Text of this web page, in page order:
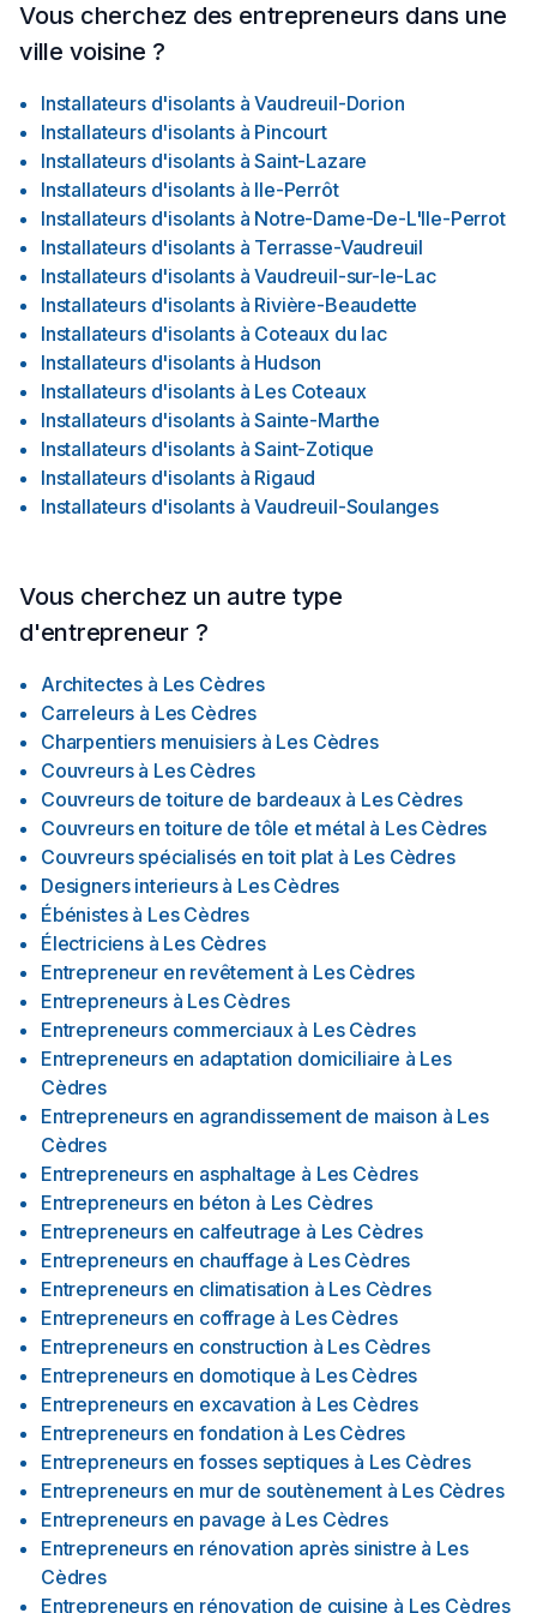
Vous cherchez des entrepreneurs dans une
ville voisine ?
Installateurs d'isolants à Vaudreuil-Dorion
Installateurs d'isolants à Pincourt
Installateurs d'isolants à Saint-Lazare
Installateurs d'isolants à Ile-Perrôt
Installateurs d'isolants à Notre-Dame-De-L'Ile-Perrot
Installateurs d'isolants à Terrasse-Vaudreuil
Installateurs d'isolants à Vaudreuil-sur-le-Lac
Installateurs d'isolants à Rivière-Beaudette
Installateurs d'isolants à Coteaux du lac
Installateurs d'isolants à Hudson
Installateurs d'isolants à Les Coteaux
Installateurs d'isolants à Sainte-Marthe
Installateurs d'isolants à Saint-Zotique
Installateurs d'isolants à Rigaud
Installateurs d'isolants à Vaudreuil-Soulanges
Vous cherchez un autre type
d'entrepreneur ?
Architectes à Les Cèdres
Carreleurs à Les Cèdres
Charpentiers menuisiers à Les Cèdres
Couvreurs à Les Cèdres
Couvreurs de toiture de bardeaux à Les Cèdres
Couvreurs en toiture de tôle et métal à Les Cèdres
Couvreurs spécialisés en toit plat à Les Cèdres
Designers interieurs à Les Cèdres
Ébénistes à Les Cèdres
Électriciens à Les Cèdres
Entrepreneur en revêtement à Les Cèdres
Entrepreneurs à Les Cèdres
Entrepreneurs commerciaux à Les Cèdres
Entrepreneurs en adaptation domiciliaire à Les
Cèdres
Entrepreneurs en agrandissement de maison à Les
Cèdres
Entrepreneurs en asphaltage à Les Cèdres
Entrepreneurs en béton à Les Cèdres
Entrepreneurs en calfeutrage à Les Cèdres
Entrepreneurs en chauffage à Les Cèdres
Entrepreneurs en climatisation à Les Cèdres
Entrepreneurs en coffrage à Les Cèdres
Entrepreneurs en construction à Les Cèdres
Entrepreneurs en domotique à Les Cèdres
Entrepreneurs en excavation à Les Cèdres
Entrepreneurs en fondation à Les Cèdres
Entrepreneurs en fosses septiques à Les Cèdres
Entrepreneurs en mur de soutènement à Les Cèdres
Entrepreneurs en pavage à Les Cèdres
Entrepreneurs en rénovation après sinistre à Les
Cèdres
Entrepreneurs en rénovation de cuisine à Les Cèdres